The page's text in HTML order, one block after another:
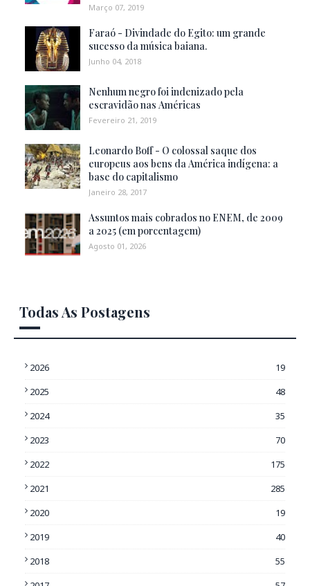
Março 07, 2019
Faraó - Divindade do Egito: um grande
sucesso da música baiana.
Junho 04, 2018
Nenhum negro foi indenizado pela
escravidão nas Américas
Fevereiro 21, 2019
Leonardo Boff - O colossal saque dos
europeus aos bens da América indígena: a
base do capitalismo
Janeiro 28, 2017
Assuntos mais cobrados no ENEM, de 2009
a 2025 (em porcentagem)
Agosto 01, 2026
Todas As Postagens
2026
19
2025
48
2024
35
2023
70
2022
175
2021
285
2020
19
2019
40
2018
55